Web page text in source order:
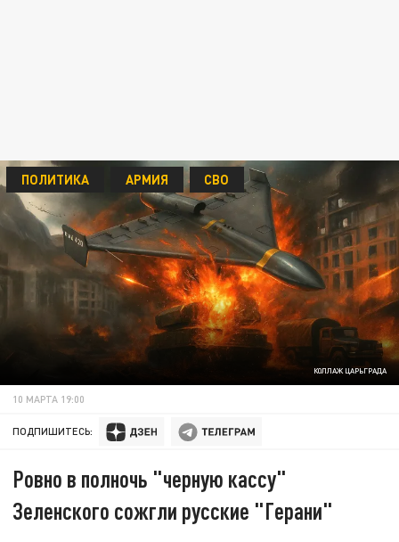
КОЛЛАЖ ЦАРЬГРАДА
ПОЛИТИКА АРМИЯ СВО
10 МАРТА 19:00
ПОДПИШИТЕСЬ:
Ровно в полночь "черную кассу"
Зеленского сожгли русские "Герани"